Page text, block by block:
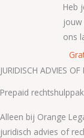
Heb
ons
JURIDISCH ADVIES
Prepaid
Alleen bij Orange
juridisch advies of